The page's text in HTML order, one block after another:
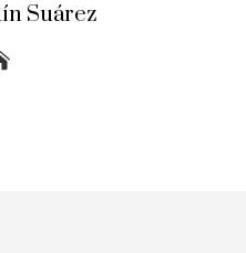
Suárez